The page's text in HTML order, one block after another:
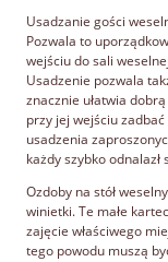
Usadzanie gości
Pozwala to
wejściu do sali
Usadzenie pozwala
znacznie ułatwia
przy jej wejściu
usadzenia
każdy szybko
Ozdoby na stół
winietki. Te małe
zajęcie właściwego
tego powodu muszą